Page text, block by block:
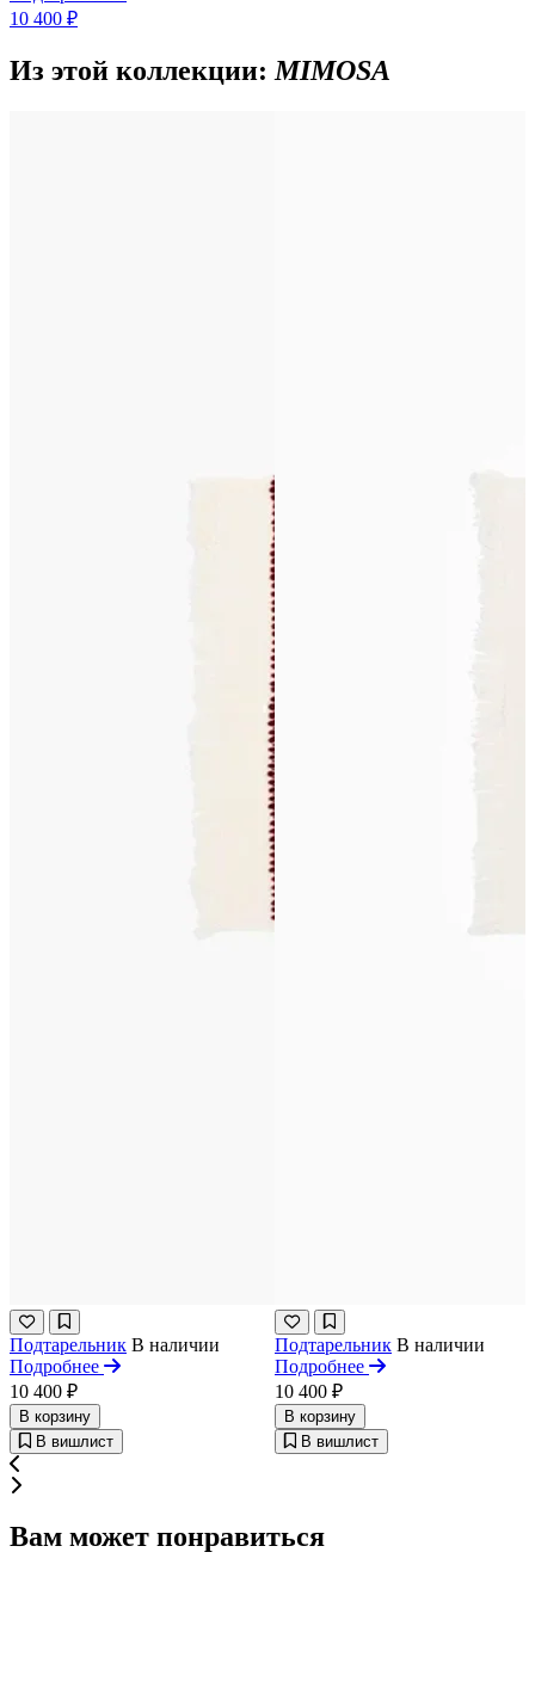
10 400 ₽
Из этой коллекции:MIMOSA
Подтарельник В наличии
Подробнее
10 400 ₽
В корзину
В вишлист
Подтарельник В наличии
Подробнее
10 400 ₽
В корзину
В вишлист
Вам может понравиться